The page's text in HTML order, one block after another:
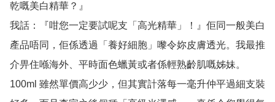
乾嘅美白精華？』
我話：『咁您一定要試呢支「高光精華」！』佢同一般美白
產品唔同，佢係透過「養好細胞」嚟令妳皮膚透光。我最推
介畀住喺海外、平時面色蠟黃或者係輕熟齡肌嘅姊妹。
100ml 雖然單價高少少，但其實計落每一毫升仲平過細支裝